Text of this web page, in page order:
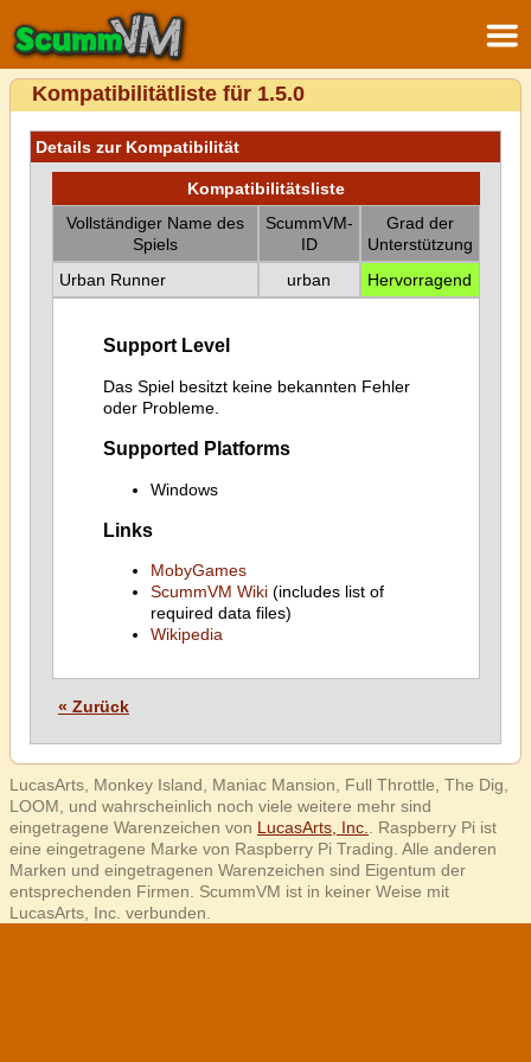
Kompatibilitätliste für 1.5.0
Details zur Kompatibilität
Kompatibilitätsliste
Vollständiger Name des
Spiels
ScummVM-
ID
Grad der
Unterstützung
Urban Runner
urban Hervorragend
Support Level
Das Spiel besitzt keine bekannten Fehler
oder Probleme.
Supported Platforms
Windows
Links
MobyGames
ScummVM Wiki(includes list of
required data files)
Wikipedia
« Zurück
LucasArts, Monkey Island, Maniac Mansion, Full Throttle, The Dig,
LOOM, und wahrscheinlich noch viele weitere mehr sind
eingetragene Warenzeichen von LucasArts, Inc.
. Raspberry Pi ist
eine eingetragene Marke von Raspberry Pi Trading. Alle anderen
Marken und eingetragenen Warenzeichen sind Eigentum der
entsprechenden Firmen. ScummVM ist in keiner Weise mit
LucasArts, Inc. verbunden.